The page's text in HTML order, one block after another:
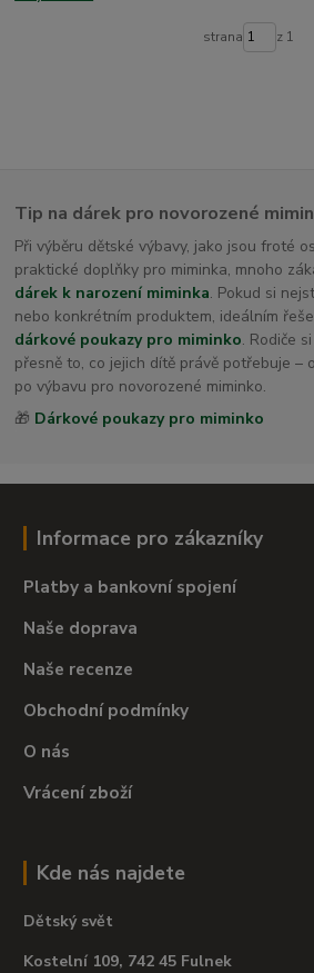
dětské osušky s kapucí
strana z 1
Tip na dárek pro novorozené
Při výběru dětské výbavy, jako jsou froté
praktické doplňky pro miminka, mnoho
dárek k narození miminka. Pokud si
nebo konkrétním produktem, ideálním
dárkové poukazy pro miminko. Rodiče
přesně to, co jejich dítě právě potřebuje –
po výbavu pro novorozené miminko.
🎁 Dárkové poukazy pro miminko
Informace pro zákazníky
Platby a bankovní spojení
Naše doprava
Naše recenze
Obchodní podmínky
O nás
Vrácení zboží
Kde nás najdete
Dětský svět
Kostelní 109, 742 45 Fulnek